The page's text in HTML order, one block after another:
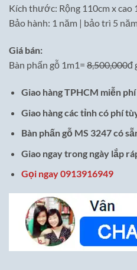
Kích thước: Rộng 110cm x cao
Bảo hành: 1 năm | bảo trì 5
Giá bán:
Bàn phấn gỗ 1m1= 8,500,000đ
Giao hàng TPHCM miễn phí
Giao hàng các tỉnh có phí
Bàn phấn gỗ MS 3247 có
Giao ngay trong ngày lắp
Gọi ngay 0913916949